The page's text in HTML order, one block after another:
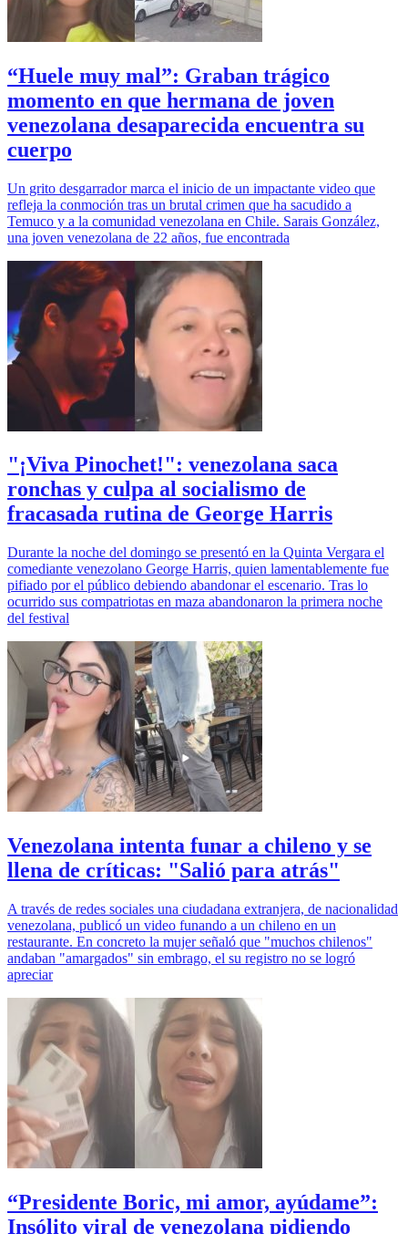
“Huele muy mal”: Graban trágico
momento en que hermana de joven
venezolana desaparecida encuentra su
cuerpo
Un grito desgarrador marca el inicio de un impactante video que
refleja la conmoción tras un brutal crimen que ha sacudido a
Temuco y a la comunidad venezolana en Chile. Sarais González,
una joven venezolana de 22 años, fue encontrada
"¡Viva Pinochet!": venezolana saca
ronchas y culpa al socialismo de
fracasada rutina de George Harris
Durante la noche del domingo se presentó en la Quinta Vergara el
comediante venezolano George Harris, quien lamentablemente fue
pifiado por el público debiendo abandonar el escenario. Tras lo
ocurrido sus compatriotas en maza abandonaron la primera noche
del festival
Venezolana intenta funar a chileno y se
llena de críticas: "Salió para atrás"
A través de redes sociales una ciudadana extranjera, de nacionalidad
venezolana, publicó un video funando a un chileno en un
restaurante. En concreto la mujer señaló que "muchos chilenos"
andaban "amargados" sin embrago, el su registro no se logró
apreciar
“Presidente Boric, mi amor, ayúdame”:
Insólito viral de venezolana pidiendo